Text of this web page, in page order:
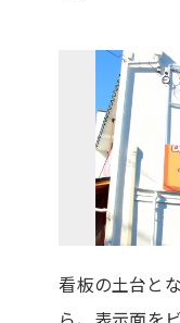
看板の土台と